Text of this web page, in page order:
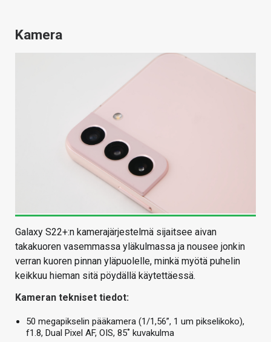
Kamera
Galaxy S22+:n kamerajärjestelmä sijaitsee aivan
takakuoren vasemmassa yläkulmassa ja nousee jonkin
verran kuoren pinnan yläpuolelle, minkä myötä puhelin
keikkuu hieman sitä pöydällä käytettäessä.
Kameran tekniset tiedot:
50 megapikselin pääkamera (1/1,56”, 1 um pikselikoko),
f1.8, Dual Pixel AF, OIS, 85˚ kuvakulma